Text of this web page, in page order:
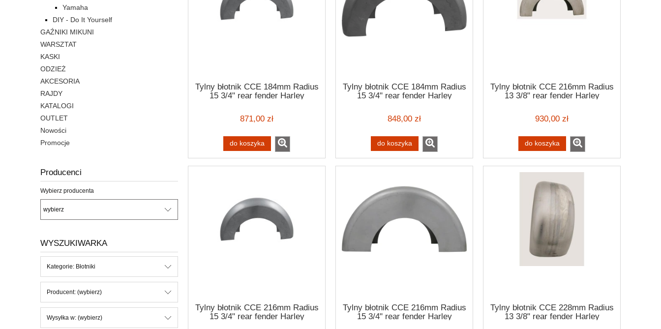
Yamaha
DIY - Do It Yourself
GAŹNIKI MIKUNI
WARSZTAT
KASKI
ODZIEŻ
AKCESORIA
RAJDY
KATALOGI
OUTLET
Nowości
Promocje
Producenci
Wybierz producenta
WYSZUKIWARKA
Kategorie: Błotniki
Producent: (wybierz)
Wysyłka w: (wybierz)
Tylny błotnik CCE 184mm Radius
15 3/4" rear fender Harley
871,00 zł
do koszyka
Tylny błotnik CCE 184mm Radius
15 3/4" rear fender Harley
848,00 zł
do koszyka
Tylny błotnik CCE 216mm Radius
13 3/8" rear fender Harley
930,00 zł
do koszyka
Tylny błotnik CCE 216mm Radius
15 3/4" rear fender Harley
Tylny błotnik CCE 216mm Radius
15 3/4" rear fender Harley
Tylny błotnik CCE 228mm Radius
13 3/8" rear fender Harley